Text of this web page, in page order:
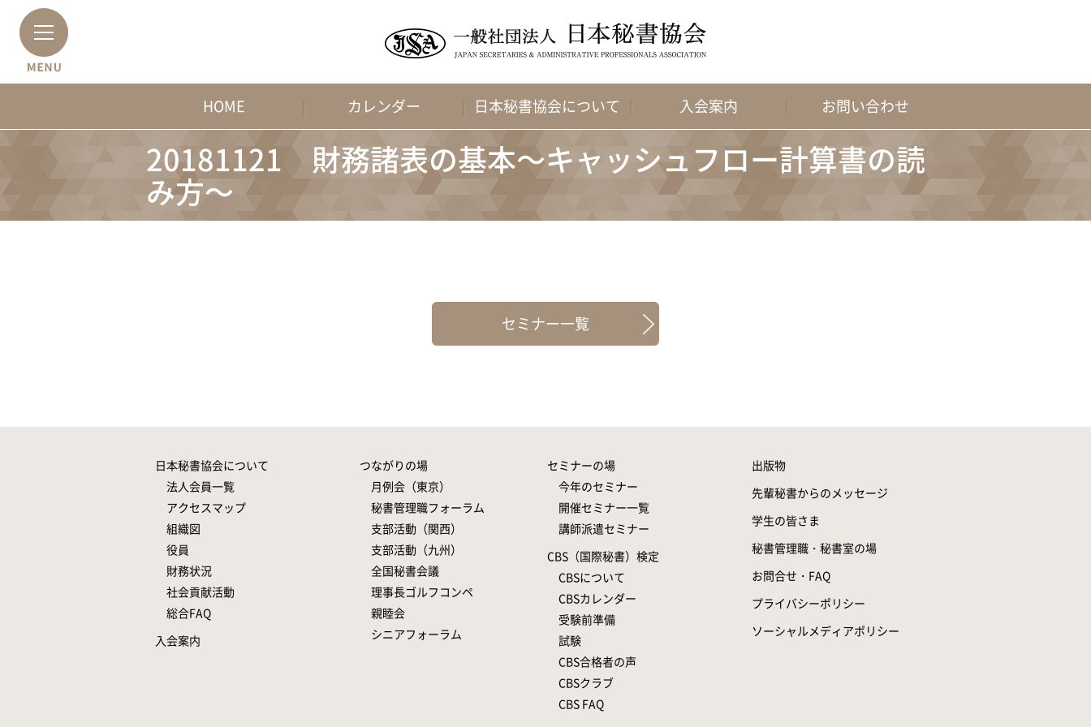
HOME カレンダー 日本秘書協会について 入会案内 お問い合わせ
20181121 財務諸表の基本～キャッシュフロー計算書の読
み方～
セミナー一覧
日本秘書協会について
法人会員一覧
アクセスマップ
組織図
役員
財務状況
社会貢献活動
総合FAQ
入会案内
つながりの場
月例会（東京）
秘書管理職フォーラム
支部活動（関西）
支部活動（九州）
全国秘書会議
理事長ゴルフコンペ
親睦会
シニアフォーラム
セミナーの場
今年のセミナー
開催セミナー一覧
講師派遣セミナー
CBS（国際秘書）検定
CBSについて
CBSカレンダー
受験前準備
試験
CBS合格者の声
CBSクラブ
CBS FAQ
出版物
先輩秘書からのメッセージ
学生の皆さま
秘書管理職・秘書室の場
お問合せ・FAQ
プライバシーポリシー
ソーシャルメディアポリシー